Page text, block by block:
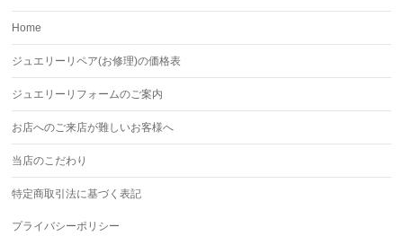
Home
ジュエリーリペア(お修理)の価格表
ジュエリーリフォームのご案内
お店へのご来店が難しいお客様へ
当店のこだわり
特定商取引法に基づく表記
プライバシーポリシー